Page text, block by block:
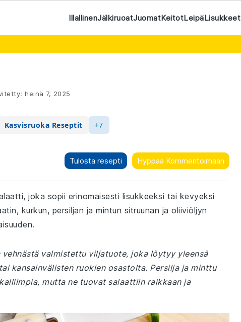
IllallinenJälkiruoatJuomatKeitotLeipäLisukkeet
heinä 7, 2025
Kasvisruoka Reseptit +7
Tulosta resepti Hyppää Kommentoimaan
joka sopii erinomaisesti lisukkeeksi tai kevyeksi
kurkun, persiljan ja mintun sitruunan ja oliiviöljyn
valmistettu viljatuote, joka löytyy yleensä
kansainvälisten ruokien osastolta. Persilja ja minttu
mutta ne tuovat salaattiin raikkaan ja